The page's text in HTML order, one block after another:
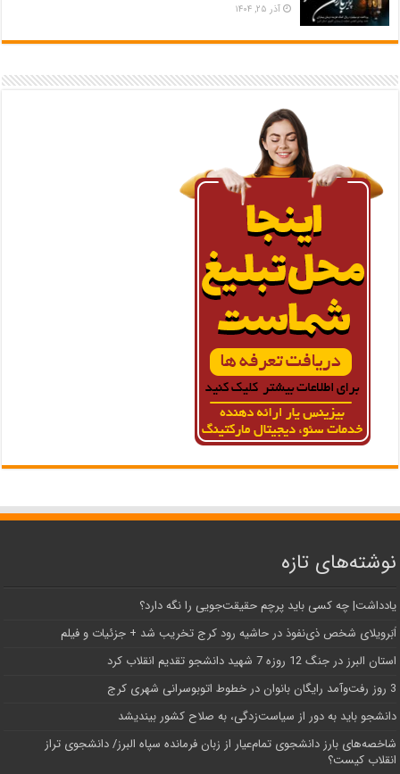
آذر ۲۵, ۱۴۰۴
نوشته‌های تازه
یادداشت| ‌چه کسی باید پرچم حقیقت‌جویی را نگه دارد؟
اَبَر‌ویلای شخص ذی‌نفوذ در حاشیه‌ رود کرج تخریب شد + جزئیات و فیلم
استان البرز در جنگ 12 روزه 7 شهید دانشجو تقدیم انقلاب کرد
3 روز رفت‌وآمد رایگان بانوان در خطوط اتوبوسرانی شهری کرج
دانشجو باید به دور از سیاست‌زدگی، به صلاح کشور بیندیشد
شاخصه‌های بارز دانشجوی تمام‌عیار از زبان فرمانده سپاه البرز/ دانشجوی تراز
انقلاب کیست؟